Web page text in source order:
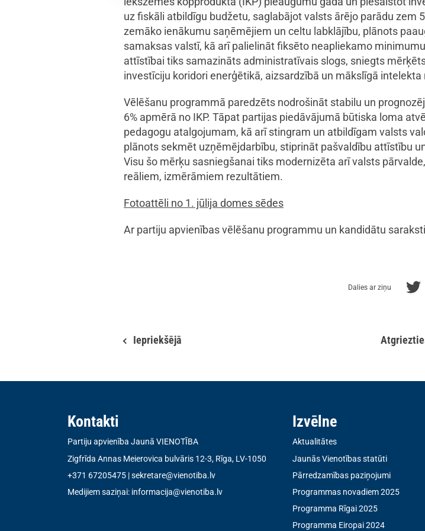
uz fiskāli atbildīgu budžetu, saglabājot valsts ārējo parādu zem
zemāko ienākumu saņēmējiem un celtu labklājību, plānots
samaksas valstī, kā arī palielināt fiksēto neapliekamo
attīstībai tiks samazināts administratīvais slogs, sniegts
investīciju koridori enerģētikā, aizsardzībā un mākslīgā intelekta
Vēlēšanu programmā paredzēts nodrošināt stabilu un
6% apmērā no IKP. Tāpat partijas piedāvājumā būtiska loma
pedagogu atalgojumam, kā arī stingram un atbildīgam valsts
plānots sekmēt uzņēmējdarbību, stiprināt pašvaldību attīstību
Visu šo mērķu sasniegšanai tiks modernizēta arī valsts
reāliem, izmērāmiem rezultātiem.
Fotoattēli no 1. jūlija domes sēdes
Ar partiju apvienības vēlēšanu programmu un kandidātu
Dalies ar ziņu
Iepriekšējā
Kontakti
Partiju apvienība Jaunā VIENOTĪBA
Zigfrīda Annas Meierovica bulvāris 12-3, Rīga, LV-1050
+371 67205475 |sekretare@vienotiba.lv
Medijiem saziņai: informacija@vienotiba.lv
Izvēlne
Aktualitātes
Jaunās Vienotības statūti
Pārredzamības paziņojumi
Programmas novadiem 2025
Programma Rīgai 2025
Programma Eiropai 2024